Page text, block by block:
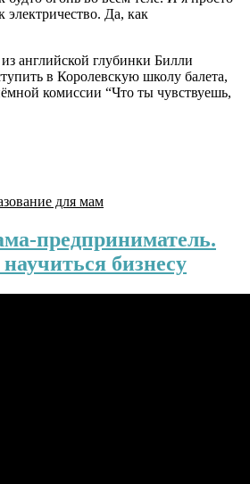
электричество. Да, как
английской глубинки Билли
в Королевскую школу балета,
комиссии “Что ты чувствуешь,
для мам
предприниматель.
бизнесу